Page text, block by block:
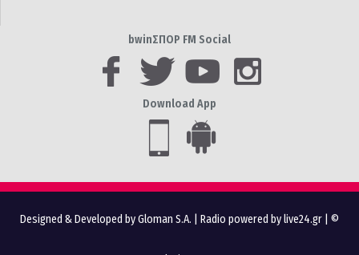
bwinΣΠΟΡ FM Social
Download App
Designed & Developed by Gloman S.A. Radio powered by live24.gr | ©